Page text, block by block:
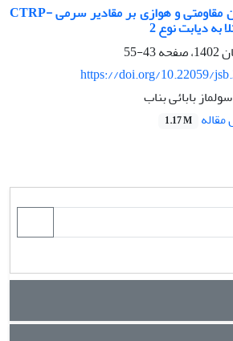
تأثیر دوازده هفته تمرین مقاومتی و هوازی بر مقادیر سرمی CTRP-
43-55
https://doi.org/10.22059/
بابائی بناب
1.17 M